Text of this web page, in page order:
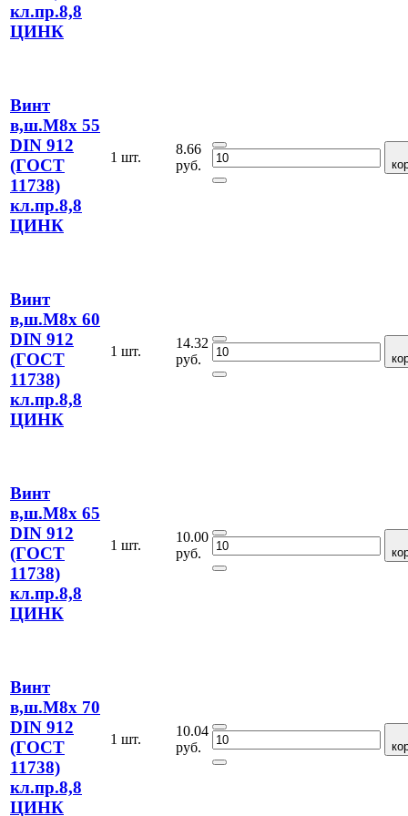
кл.пр.8,8
ЦИНК
Винт
в,ш.М8х 55
DIN 912
(ГОСТ
11738)
кл.пр.8,8
ЦИНК
1 шт.
8.66
руб.
Винт
в,ш.М8х 60
DIN 912
(ГОСТ
11738)
кл.пр.8,8
ЦИНК
1 шт.
14.32
руб.
Винт
в,ш.М8х 65
DIN 912
(ГОСТ
11738)
кл.пр.8,8
ЦИНК
1 шт.
10.00
руб.
Винт
в,ш.М8х 70
DIN 912
(ГОСТ
11738)
кл.пр.8,8
ЦИНК
1 шт.
10.04
руб.